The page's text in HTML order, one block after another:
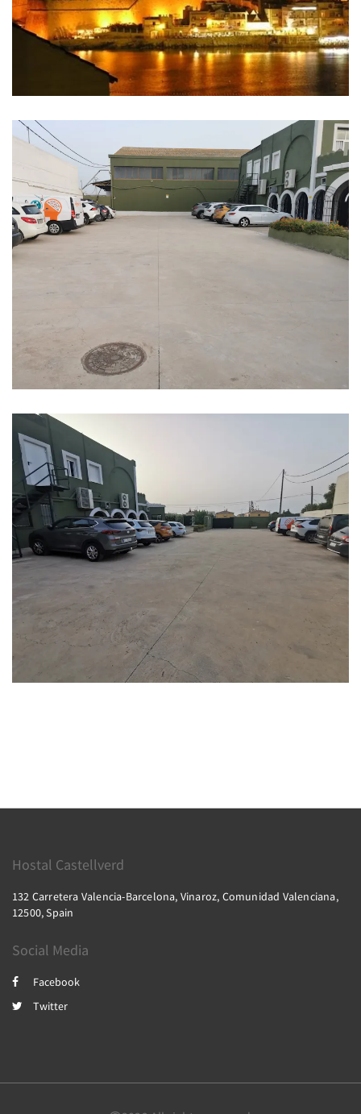
Hostal Castellverd
132 Carretera Valencia-Barcelona, Vinaroz, Comunidad Valenciana,
12500, Spain
Social Media
Facebook
Twitter